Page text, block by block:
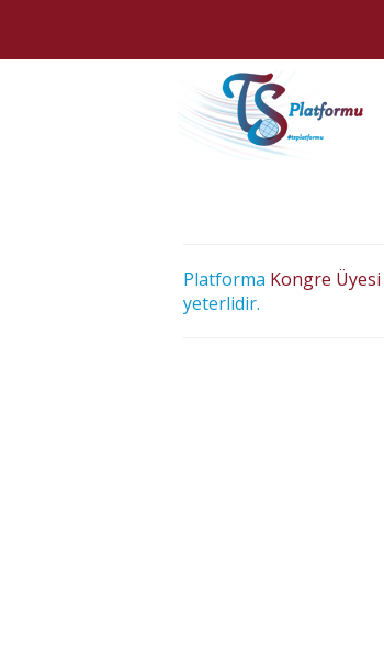
Platforma Kongre Üyesi
yeterlidir.